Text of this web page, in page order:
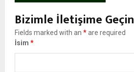
Bizimle İletişime Geçin
Fields marked with an *are required
İsim *